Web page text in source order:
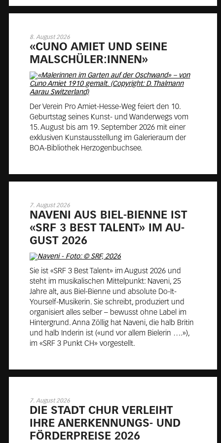
8. August 2026
«CUNO AMIET UND SEINE
MAL­SCHÜ­LER:INNEN»
Der Verein Pro Amiet-Hesse-Weg feiert den 10.
Geburtstag seines Kunst- und Wanderwegs vom
15. August bis am 19. September 2026 mit einer
exklusiven Kunstausstellung im Galerieraum der
BOA-Bibliothek Herzogenbuchsee.
7. August 2026
NA­VENI AUS BIEL-BI­EN­NE IST
«SRF 3 BEST TA­LENT» IM AU­
GUST 2026
Sie ist «SRF 3 Best Talent» im August 2026 und
steht im musikalischen Mittelpunkt: Naveni, 25
Jahre alt, aus Biel-Bienne und absolute Do-It-
Yourself-Musikerin. Sie schreibt, produziert und
organisiert alles selber – bewusst ohne Label im
Hintergrund. Anna Zöllig hat Naveni, die halb Britin
und halb Inderin ist («und vor allem Bielerin ….»),
im «SRF 3 Punkt CH» vorgestellt.
7. August 2026
DIE STADT CHUR VER­LEIHT
IHRE AN­ER­KEN­NUNGS- UND
FÖR­DER­PREI­SE 2026